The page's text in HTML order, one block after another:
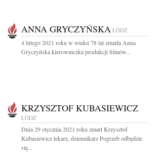
ANNA GRYCZYŃSKA ŁÓDŹ
4 lutego 2021 roku w wieku 78 lat zmarła Anna
Gryczyńska kierowniczka produkcji filmów...
KRZYSZTOF KUBASIEWICZ
ŁÓDŹ
Dnia 29 stycznia 2021 roku zmarł Krzysztof
Kubasiewicz lekarz, dziennikarz Pogrzeb odbędzie
się...